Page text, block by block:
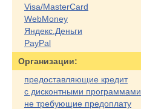
Visa/MasterCard
WebMoney
Яндекс.Деньги
PayPal
Организации:
предоставляющие кредит
с дисконтными программами
не требующие предоплату